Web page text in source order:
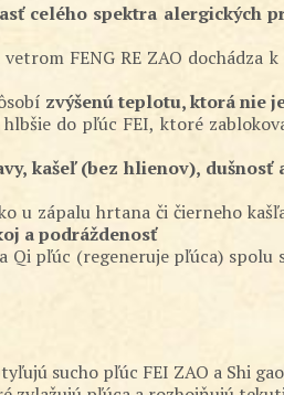
celého spektra alergických
FENG RE ZAO dochádza
zvýšenú teplotu, ktorá nie
do pľúc FEI, ktoré
kašeľ (bez hlienov),
u zápalu hrtana či čierneho
a podráždenosť
pľúc (regeneruje pľúca)
sucho pľúc FEI ZAO a Shi